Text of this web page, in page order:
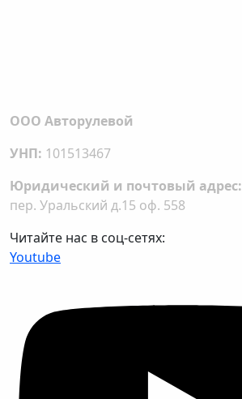
ООО Авторулевой
УНП: 101513467
Юридический и почтовый адрес:
пер. Уральский д.15 оф. 558
Читайте нас в соц-сетях:
Youtube